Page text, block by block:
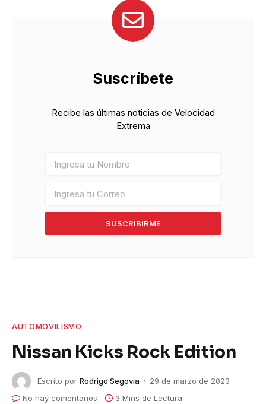
Suscríbete
Recibe las últimas noticias de Velocidad
Extrema
SUSCRIBIRME
AUTOMOVILISMO
Nissan Kicks Rock Edition
Escrito por Rodrigo Segovia
29 de marzo de 2023
No hay comentarios
3 Mins de Lectura